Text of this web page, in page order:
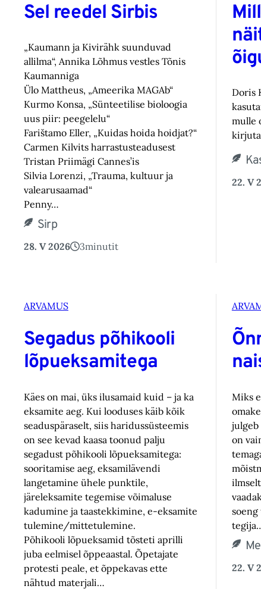
Sel reedel Sirbis
„Kaumann ja Kivirähk suunduvad
allilma“, Annika Lõhmus vestles Tõnis
Kaumanniga
Ülo Mattheus, „Ameerika MAGAb“
Kurmo Konsa, „Sünteetilise bioloogia
uus piir: peegelelu“
Farištamo Eller, „Kuidas hoida hoidjat?“
Carmen Kilvits harrastusteadusest
Tristan Priimägi Cannes’is
Silvia Lorenzi, „Trauma, kultuur ja
valearusaamad“
Penny…
Sirp
28. V 2026 3minutit
Doris
mulle
22. V
ARVAMUS
Segadus põhikooli
lõpueksamitega
Käes on mai, üks ilusamaid kuid – ja ka
eksamite aeg. Kui looduses käib kõik
seaduspäraselt, siis haridussüsteemis
on see kevad kaasa toonud palju
segadust põhikooli lõpueksamitega:
sooritamise aeg, eksamilävendi
langetamine ühele punktile,
järeleksamite tegemise võimaluse
kadumine ja taastekkimine, e-eksamite
tulemine/mittetulemine.
Põhikooli lõpueksamid tõsteti aprilli
juba eelmisel õppeaastal. Õpetajate
protesti peale, et õppekavas ette
nähtud materjali…
Miks
julgeb
on
22. V